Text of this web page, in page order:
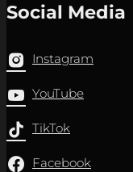
Social Media
Instagram
YouTube
TikTok
Facebook